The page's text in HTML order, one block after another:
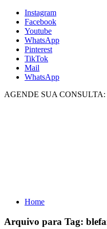
Instagram
Facebook
Youtube
WhatsApp
Pinterest
TikTok
Mail
WhatsApp
AGENDE SUA CONSULTA:
Home
Arquivo para Tag: